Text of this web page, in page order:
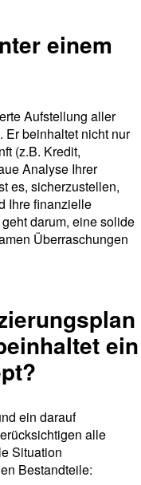
einem
Aufstellung aller
beinhaltet nicht nur
(z.B. Kredit,
Analyse Ihrer
es, sicherzustellen,
Ihre finanzielle
darum, eine solide
Überraschungen
ein
ein darauf
alle
Situation
Bestandteile: